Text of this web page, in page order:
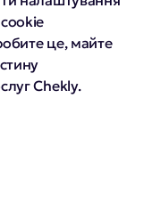
це, майте
Chekly.